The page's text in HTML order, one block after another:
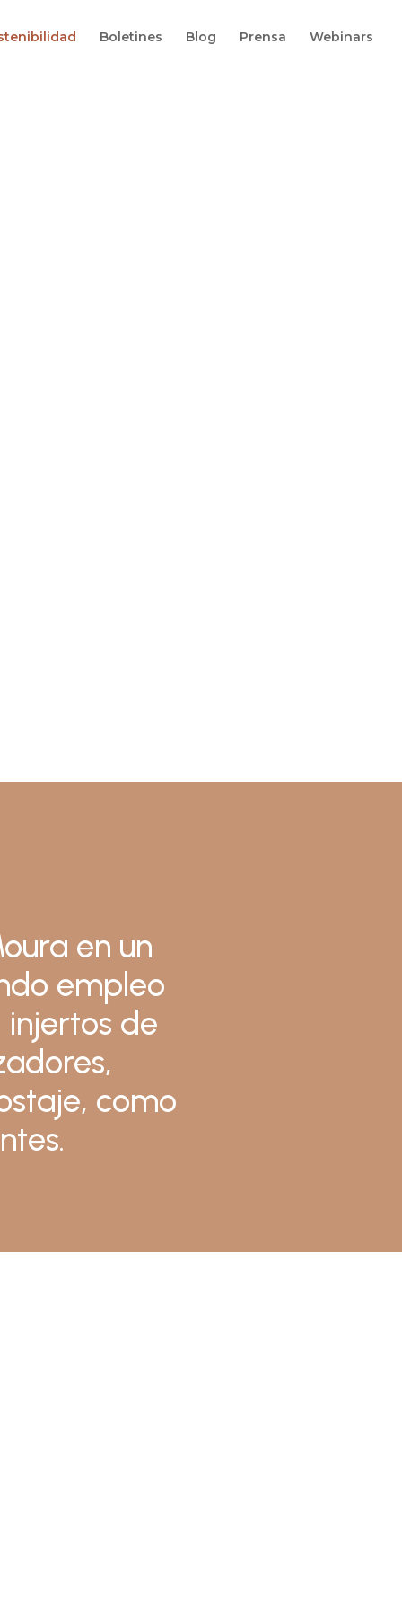
Boletines Blog Prensa Webinars
en un
empleo
de
como